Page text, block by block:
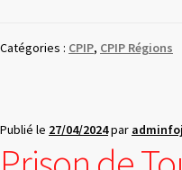
Catégories : CPIP, CPIP Régions
Publié le 27/04/2024par